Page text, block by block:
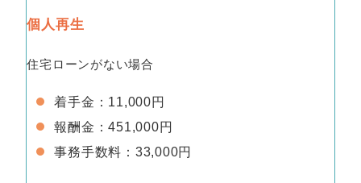
個人再生
住宅ローンがない場合
着手金：11,000円
報酬金：451,000円
事務手数料：33,000円